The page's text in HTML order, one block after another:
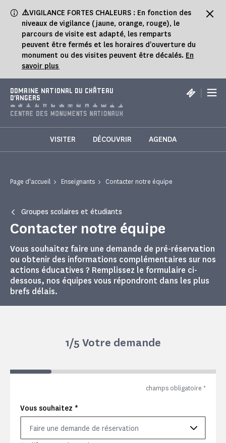
⚠️VIGILANCE FORTES CHALEURS : En fonction des
niveaux de vigilance (jaune, orange, rouge), le
parcours de visite est adapté, les remparts
peuvent être fermés et les horaires d'ouverture du
monument ou des visites peuvent être décalés. En
savoir plus
DOMAINE NATIONAL DU CHÂTEAU
D'ANGERS
|
VISITER DÉCOUVRIR AGENDA
Page d'accueil Enseignants Contacter notre équipe
Groupes scolaires et étudiants
Contacter notre équipe
Vous souhaitez faire une demande de pré-réservation
ou obtenir des informations complémentaires sur nos
actions éducatives ? Remplissez le formulaire ci-
dessous, nos équipes vous répondront dans les plus
brefs délais.
1/5 Votre demande
champs obligatoire *
Vous souhaitez *
Faire une demande de réservation